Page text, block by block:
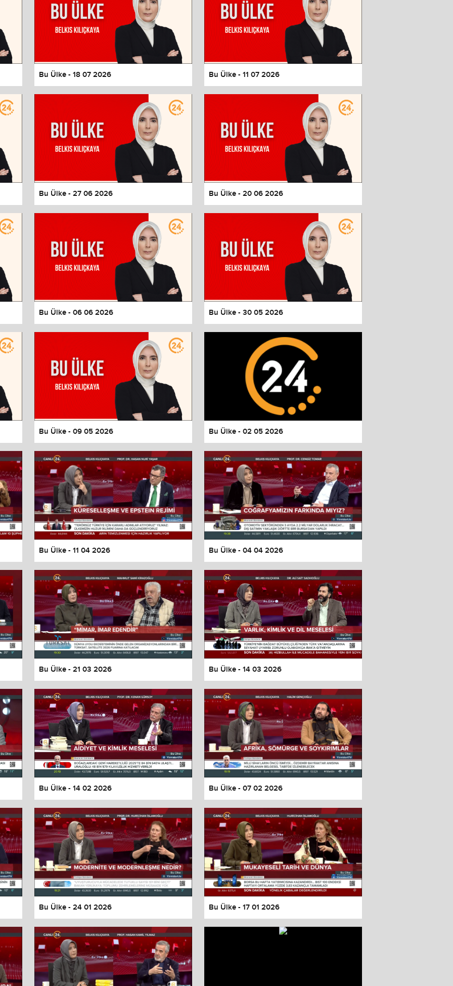
and close the window.
Done
Bu Ülke - 18 07 2026 Bu Ülke - 11 07 2026
Bu Ülke - 27 06 2026 Bu Ülke - 20 06 2026
Bu Ülke - 06 06 2026 Bu Ülke - 30 05 2026
Bu Ülke - 09 05 2026 Bu Ülke - 02 05 2026
Bu Ülke - 11 04 2026 Bu Ülke - 04 04 2026
Bu Ülke - 21 03 2026 Bu Ülke - 14 03 2026
Bu Ülke - 14 02 2026 Bu Ülke - 07 02 2026
Bu Ülke - 24 01 2026 Bu Ülke - 17 01 2026